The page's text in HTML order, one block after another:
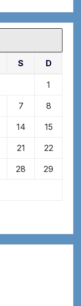
S D
1
7 8
14 15
21 22
28 29